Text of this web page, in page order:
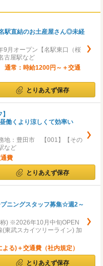
駅直結のお土産屋さん◎未経
月オープン【名駅東口（桜
古屋駅など
常：時給1200円～＋交通
とりあえず保存
働くより涼しくて効率い
地：豊田市 【001】【その
など
費
とりあえず保存
ニングスタッフ募集☆週2～
) ※2026年10月中旬OPEN
東武スカイツリーライン) 加
る)＋交通費（社内規定）
とりあえず保存